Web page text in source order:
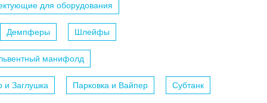
для оборудования
Демпферы Шлейфы
манифолд
и Заглушка Парковка и Вайпер Субтанк